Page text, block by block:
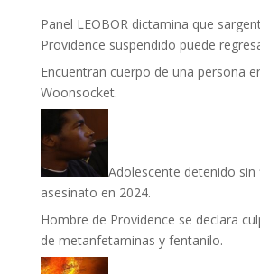
Panel LEOBOR dictamina que
Providence suspendido puede
Encuentran cuerpo de una persona
Woonsocket.
Adolescente detenido sin
asesinato en 2024.
Hombre de Providence se declara
de metanfetaminas y fentanilo.